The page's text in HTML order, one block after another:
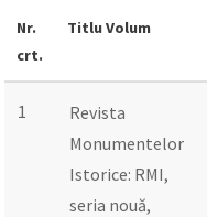
Nr.
crt.
Titlu Volum
1
Revista
Monumentelor
Istorice: RMI,
seria nouă,